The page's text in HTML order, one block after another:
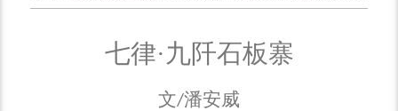
七律·九阡石板寨
文/潘安威